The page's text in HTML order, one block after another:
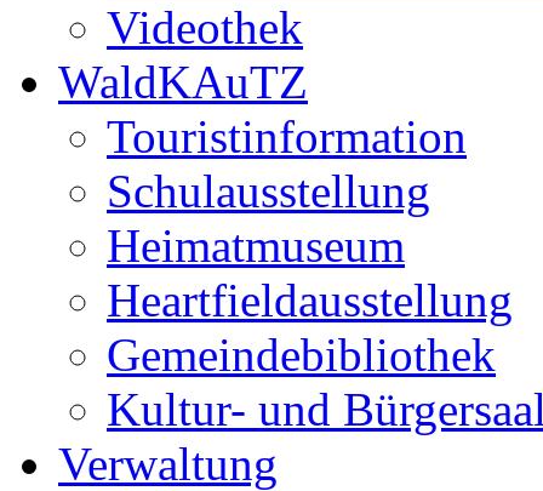
Videothek
WaldKAuTZ
Touristinformation
Schulausstellung
Heimatmuseum
Heartfieldausstellung
Gemeindebibliothek
Kultur- und
Verwaltung